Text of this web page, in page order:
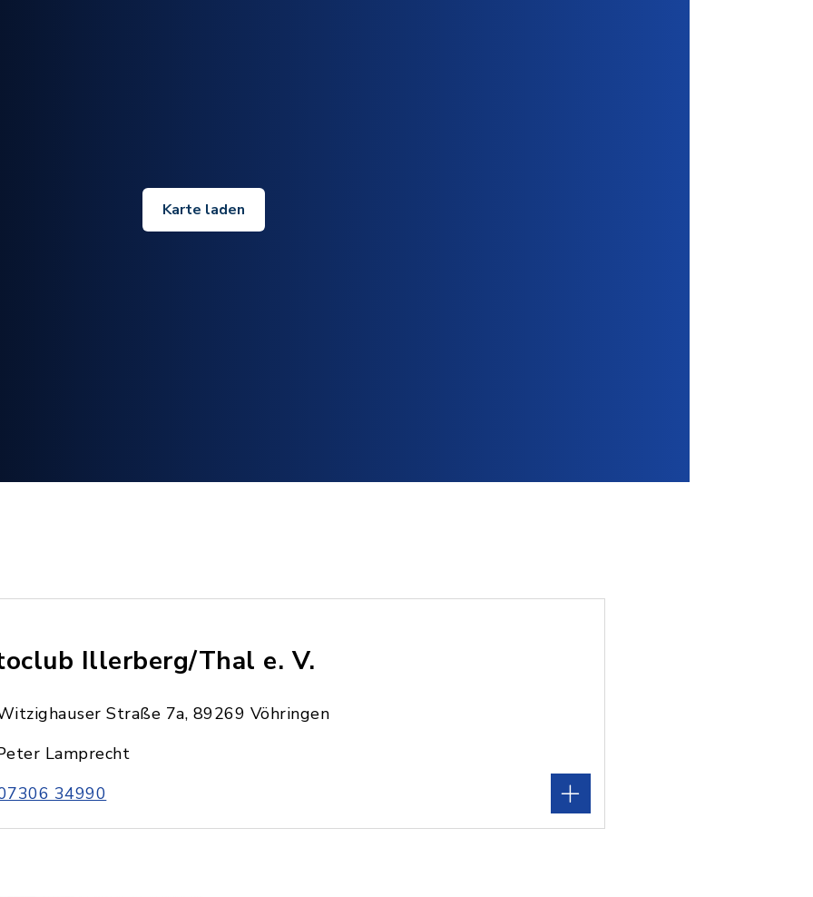
Karte laden
Illerberg/Thal e. V.
Straße 7a, 89269 Vöhringen
Lamprecht
34990